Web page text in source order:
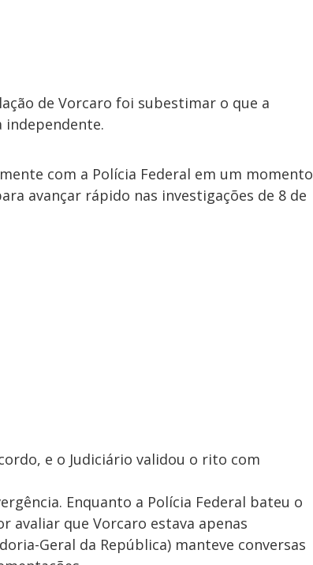
de Vorcaro foi subestimar o que a
independente.
com a Polícia Federal em um momento
avançar rápido nas investigações de 8 de
e o Judiciário validou o rito com
Enquanto a Polícia Federal bateu o
avaliar que Vorcaro estava apenas
Geral da República) manteve conversas